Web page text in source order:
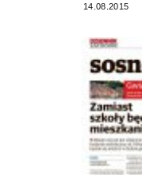
14.08.2015